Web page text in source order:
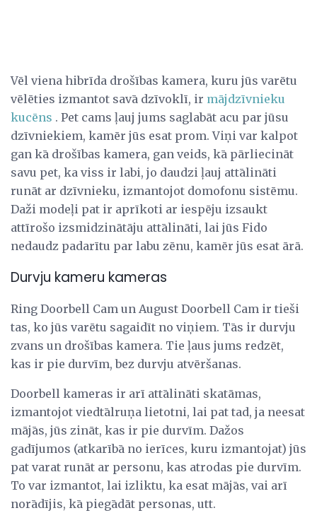
Vēl viena hibrīda drošības kamera, kuru jūs varētu
vēlēties izmantot savā dzīvoklī, ir mājdzīvnieku
kucēns . Pet cams ļauj jums saglabāt acu par jūsu
dzīvniekiem, kamēr jūs esat prom. Viņi var kalpot
gan kā drošības kamera, gan veids, kā pārliecināt
savu pet, ka viss ir labi, jo daudzi ļauj attālināti
runāt ar dzīvnieku, izmantojot domofonu sistēmu.
Daži modeļi pat ir aprīkoti ar iespēju izsaukt
attīrošo izsmidzinātāju attālināti, lai jūs Fido
nedaudz padarītu par labu zēnu, kamēr jūs esat ārā.
Durvju kameru kameras
Ring Doorbell Cam un August Doorbell Cam ir tieši
tas, ko jūs varētu sagaidīt no viņiem. Tās ir durvju
zvans un drošības kamera. Tie ļaus jums redzēt,
kas ir pie durvīm, bez durvju atvēršanas.
Doorbell kameras ir arī attālināti skatāmas,
izmantojot viedtālruņa lietotni, lai pat tad, ja neesat
mājās, jūs zināt, kas ir pie durvīm. Dažos
gadījumos (atkarībā no ierīces, kuru izmantojat) jūs
pat varat runāt ar personu, kas atrodas pie durvīm.
To var izmantot, lai izliktu, ka esat mājās, vai arī
norādījis, kā piegādāt personas, utt.